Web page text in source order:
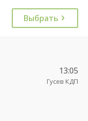
Выбрать
13:05
Гусев КДП